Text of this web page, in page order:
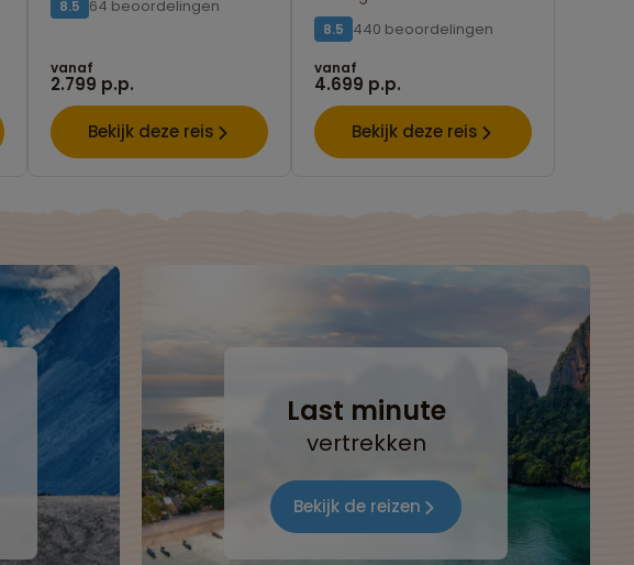
8.5 64 beoordelingen
vanaf
2.799 p.p.
Bekijk deze reis
8.5 440 beoordelingen
vanaf
4.699 p.p.
Bekijk deze reis
Last minute
vertrekken
Bekijk de reizen